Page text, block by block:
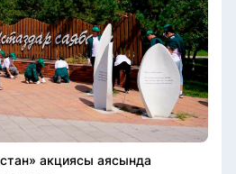
акциясы аясында